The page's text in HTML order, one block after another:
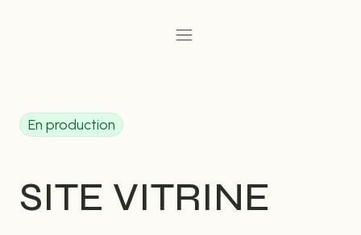
En production
SITE VITRINE